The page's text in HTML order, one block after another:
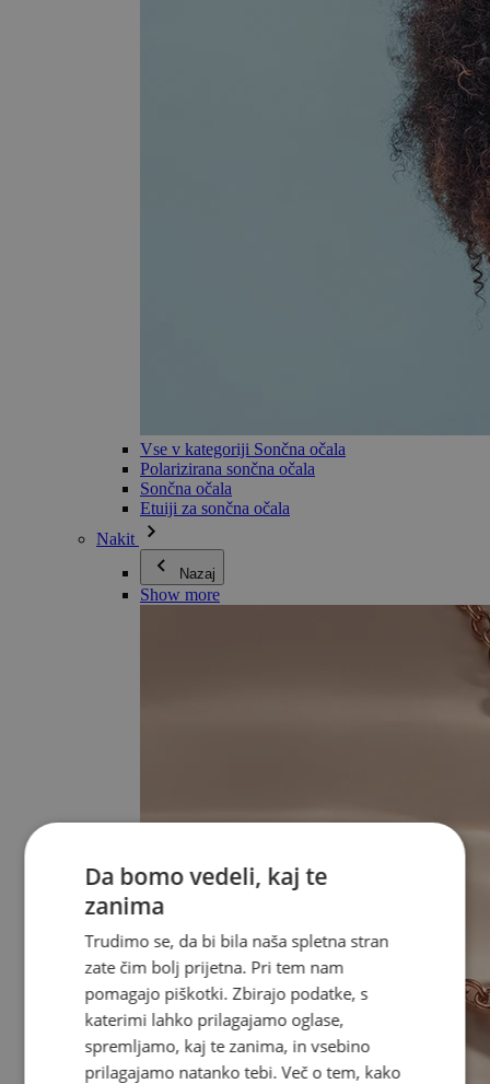
Vse v kategoriji Sončna očala
Polarizirana sončna očala
Sončna očala
Etuiji za sončna očala
Nakit
Nazaj
Show more
Da bomo vedeli, kaj te
zanima
Trudimo se, da bi bila naša spletna stran
zate čim bolj prijetna. Pri tem nam
pomagajo piškotki. Zbirajo podatke, s
katerimi lahko prilagajamo oglase,
spremljamo, kaj te zanima, in vsebino
prilagajamo natanko tebi. Več o tem, kako